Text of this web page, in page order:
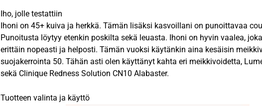
Iho, jolle testattiin
Ihoni on 45+ kuiva ja herkkä. Tämän lisäksi kasvoillani on punoittavaa
Punoitusta löytyy etenkin poskilta sekä leuasta. Ihoni on hyvin vaalea,
erittäin nopeasti ja helposti. Tämän vuoksi käytänkin aina kesäisin
suojakerrointa 50. Tähän asti olen käyttänyt kahta eri meikkivoidetta,
sekä Clinique Redness Solution CN10 Alabaster.
Tuotteen valinta ja käyttö